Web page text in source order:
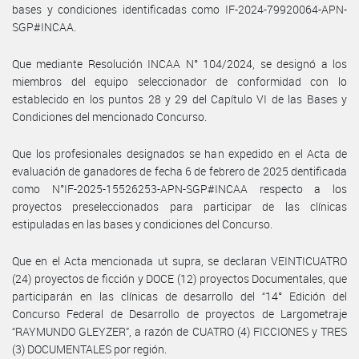
bases y condiciones identificadas como IF-2024-79920064-APN-
SGP#INCAA.
Que mediante Resolución INCAA N° 104/2024, se designó a los
miembros del equipo seleccionador de conformidad con lo
establecido en los puntos 28 y 29 del Capítulo VI de las Bases y
Condiciones del mencionado Concurso.
Que los profesionales designados se han expedido en el Acta de
evaluación de ganadores de fecha 6 de febrero de 2025 dentificada
como N°IF-2025-15526253-APN-SGP#INCAA respecto a los
proyectos preseleccionados para participar de las clínicas
estipuladas en las bases y condiciones del Concurso.
Que en el Acta mencionada ut supra, se declaran VEINTICUATRO
(24) proyectos de ficción y DOCE (12) proyectos Documentales, que
participarán en las clínicas de desarrollo del “14° Edición del
Concurso Federal de Desarrollo de proyectos de Largometraje
“RAYMUNDO GLEYZER”, a razón de CUATRO (4) FICCIONES y TRES
(3) DOCUMENTALES por región.